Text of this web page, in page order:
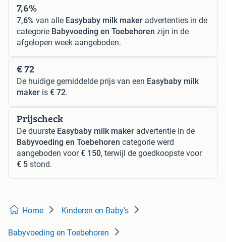
7,6%
7,6% van alle Easybaby milk maker advertenties in de
categorie Babyvoeding en Toebehoren zijn in de
afgelopen week aangeboden.
€ 72
De huidige gemiddelde prijs van een Easybaby milk
maker is € 72.
Prijscheck
De duurste Easybaby milk maker advertentie in de
Babyvoeding en Toebehoren categorie werd
aangeboden voor€ 150, terwijl de goedkoopste voor
€ 5 stond.
Home Kinderen en Baby's
Babyvoeding en Toebehoren